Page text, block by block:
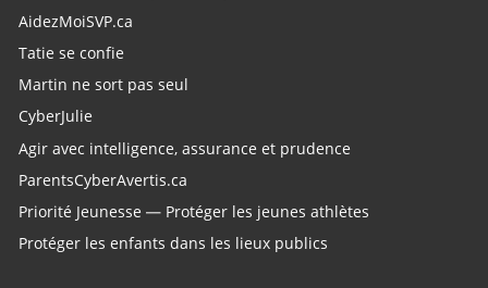
AidezMoiSVP.ca
Tatie se confie
Martin ne sort pas seul
CyberJulie
Agir avec intelligence, assurance et prudence
ParentsCyberAvertis.ca
Priorité Jeunesse — Protéger les jeunes athlètes
Protéger les enfants dans les lieux publics